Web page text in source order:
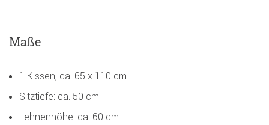
Maße
1 Kissen, ca. 65 x 110 cm
Sitztiefe: ca. 50 cm
Lehnenhöhe: ca. 60 cm